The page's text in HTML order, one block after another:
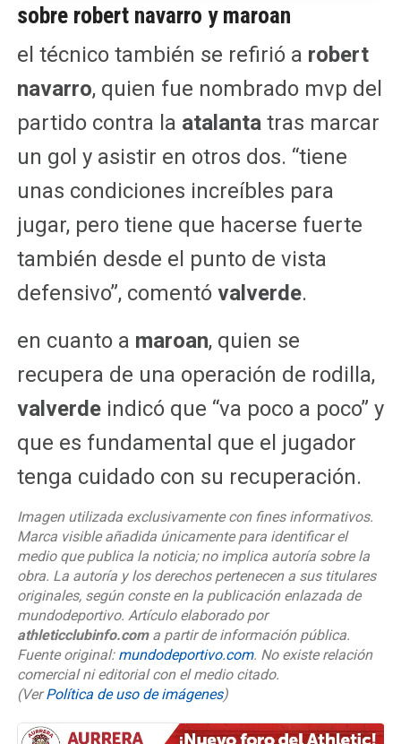
sobre robert navarro y maroan
el técnico también se refirió a robert
navarro, quien fue nombrado mvp del
partido contra la atalantatras marcar
un gol y asistir en otros dos. “tiene
unas condiciones increíbles para
jugar, pero tiene que hacerse fuerte
también desde el punto de vista
defensivo”, comentó valverde.
en cuanto a maroan, quien se
recupera de una operación de rodilla,
valverdeindicó que “va poco a poco” y
que es fundamental que el jugador
tenga cuidado con su recuperación.
Imagen utilizada exclusivamente con fines informativos.
Marca visible añadida únicamente para identificar el
medio que publica la noticia; no implica autoría sobre la
obra. La autoría y los derechos pertenecen a sus titulares
originales, según conste en la publicación enlazada de
mundodeportivo. Artículo elaborado por
athleticclubinfo.coma partir de información pública.
Fuente original: mundodeportivo.com. No existe relación
comercial ni editorial con el medio citado.
(VerPolítica de uso de imágenes)